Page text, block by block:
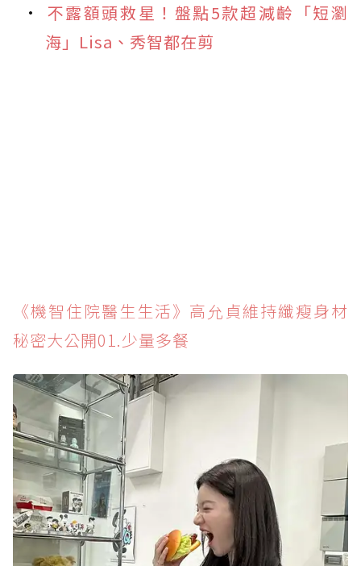
不露額頭救星！盤點5款超減齡「短瀏
海」Lisa、秀智都在剪
《機智住院醫生生活》高允貞維持纖瘦身材
秘密大公開01.少量多餐